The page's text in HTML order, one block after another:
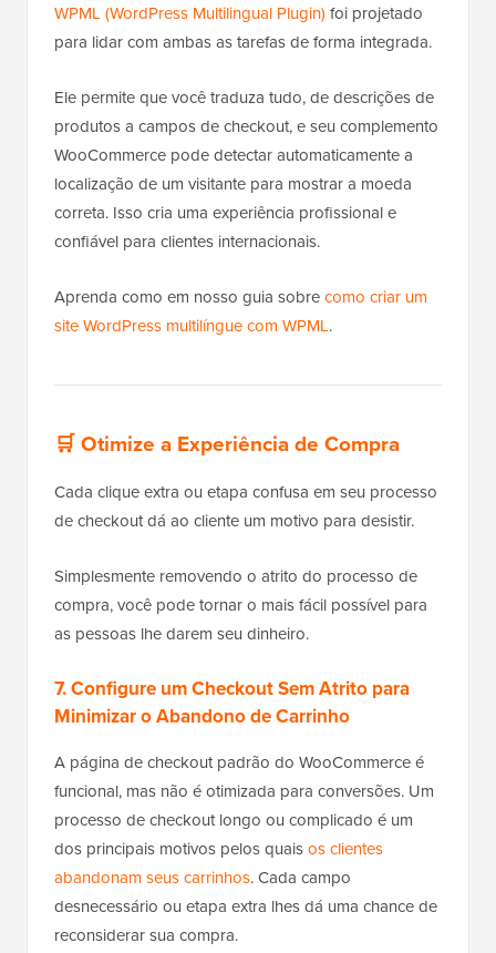
WPML (WordPress Multilingual Plugin) foi projetado
para lidar com ambas as tarefas de forma integrada.
Ele permite que você traduza tudo, de descrições de
produtos a campos de checkout, e seu complemento
WooCommerce pode detectar automaticamente a
localização de um visitante para mostrar a moeda
correta. Isso cria uma experiência profissional e
confiável para clientes internacionais.
Aprenda como em nosso guia sobrecomo criar um
site WordPress multilíngue com WPML.
🛒Otimize a Experiência de Compra
Cada clique extra ou etapa confusa em seu processo
de checkout dá ao cliente um motivo para desistir.
Simplesmente removendo o atrito do processo de
compra, você pode tornar o mais fácil possível para
as pessoas lhe darem seu dinheiro.
7. Configure um Checkout Sem Atrito para
Minimizar o Abandono de Carrinho
A página de checkout padrão do WooCommerce é
funcional, mas não é otimizada para conversões. Um
processo de checkout longo ou complicado é um
dos principais motivos pelos quaisos clientes
abandonam seus carrinhos. Cada campo
desnecessário ou etapa extra lhes dá uma chance de
reconsiderar sua compra.